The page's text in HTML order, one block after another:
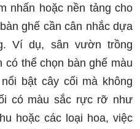
nhấn hoặc nền tảng cho
ghế cần cân nhắc dựa
Ví dụ, sân vườn trồng
thể chọn bàn ghế màu
bật cây cối mà không
có màu sắc rực rỡ như
hoặc các loại hoa, việc